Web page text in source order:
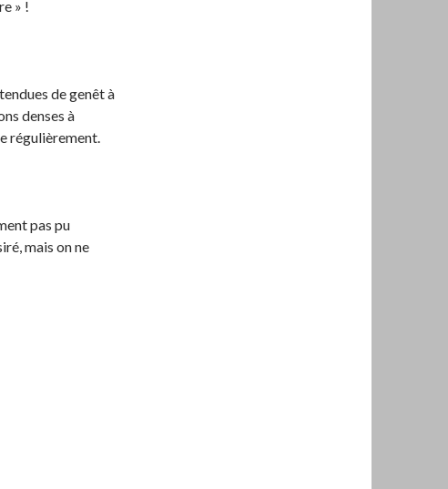
» !
de genêt à
denses à
régulièrement.
pas pu
mais on ne